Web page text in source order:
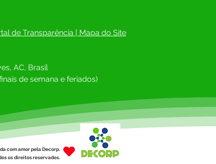
de Transparência | Mapa do Site
AC, Brasil
de semana e feriados)
com amor pela Decorp.
os direitos reservados.